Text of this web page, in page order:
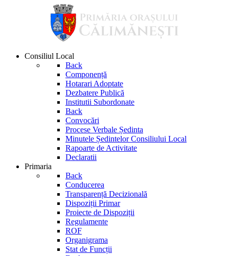
Consiliul Local
Back
Componență
Hotarari Adoptate
Dezbatere Publică
Institutii Subordonate
Back
Convocări
Procese Verbale Ședinta
Minutele Ședintelor Consiliului Local
Rapoarte de Activitate
Declaratii
Primaria
Back
Conducerea
Transparență Decizională
Dispoziții Primar
Proiecte de Dispoziții
Regulamente
ROF
Organigrama
Stat de Funcții